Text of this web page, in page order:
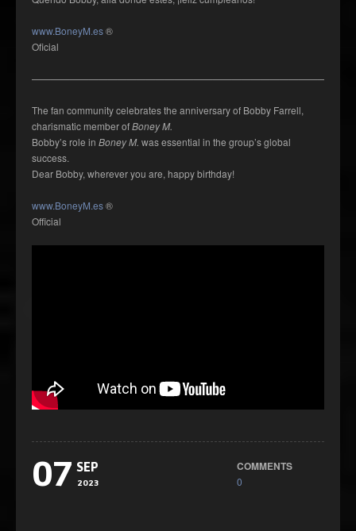
www.BoneyM.es®
Oficial
The fan community celebrates the anniversary of Bobby Farrell,
charismatic member ofBoney M.
Bobby’s role in Boney M. was essential in the group’s global
success.
Dear Bobby, wherever you are, happy birthday!
www.BoneyM.es®
Official
07 SEP
2023
COMMENTS
0